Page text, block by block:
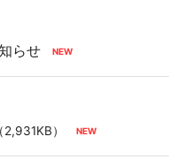
らせ
（2,931KB）